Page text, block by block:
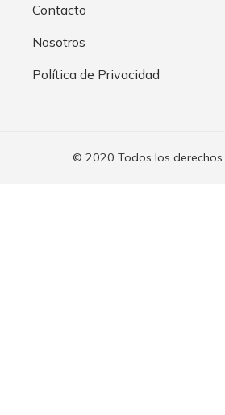
Contacto
Nosotros
Política de Privacidad
© 2020 Todos los derechos